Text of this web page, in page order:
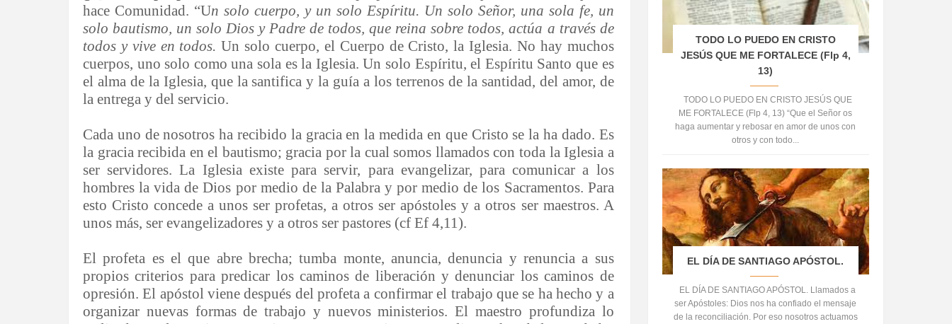
hace Comunidad. “Un solo cuerpo, y un solo Espíritu. Un solo Señor, una sola fe, un
solo bautismo, un solo Dios y Padre de todos, que reina sobre todos, actúa a través de
todos y vive en todos. Un solo cuerpo, el Cuerpo de Cristo, la Iglesia. No hay muchos
cuerpos, uno solo como una sola es la Iglesia. Un solo Espíritu, el Espíritu Santo que es
el alma de la Iglesia, que la santifica y la guía a los terrenos de la santidad, del amor, de
la entrega y del servicio.
Cada uno de nosotros ha recibido la gracia en la medida en que Cristo se la ha dado. Es
la gracia recibida en el bautismo; gracia por la cual somos llamados con toda la Iglesia a
ser servidores. La Iglesia existe para servir, para evangelizar, para comunicar a los
hombres la vida de Dios por medio de la Palabra y por medio de los Sacramentos. Para
esto Cristo concede a unos ser profetas, a otros ser apóstoles y a otros ser maestros. A
unos más, ser evangelizadores y a otros ser pastores (cf Ef 4,11).
El profeta es el que abre brecha; tumba monte, anuncia, denuncia y renuncia a sus
propios criterios para predicar los caminos de liberación y denunciar los caminos de
opresión. El apóstol viene después del profeta a confirmar el trabajo que se ha hecho y a
organizar nuevas formas de trabajo y nuevos ministerios. El maestro profundiza lo
TODO LO PUEDO EN CRISTO
JESÚS QUE ME FORTALECE (Flp 4,
13)
TODO LO PUEDO EN CRISTO JESÚS QUE
ME FORTALECE (Flp 4, 13) “Que el Señor os
haga aumentar y rebosar en amor de unos con
otros y con todo...
EL DÍA DE SANTIAGO APÓSTOL.
EL DÍA DE SANTIAGO APÓSTOL. Llamados a
ser Apóstoles: Dios nos ha confiado el mensaje
de la reconciliación. Por eso nosotros actuamos